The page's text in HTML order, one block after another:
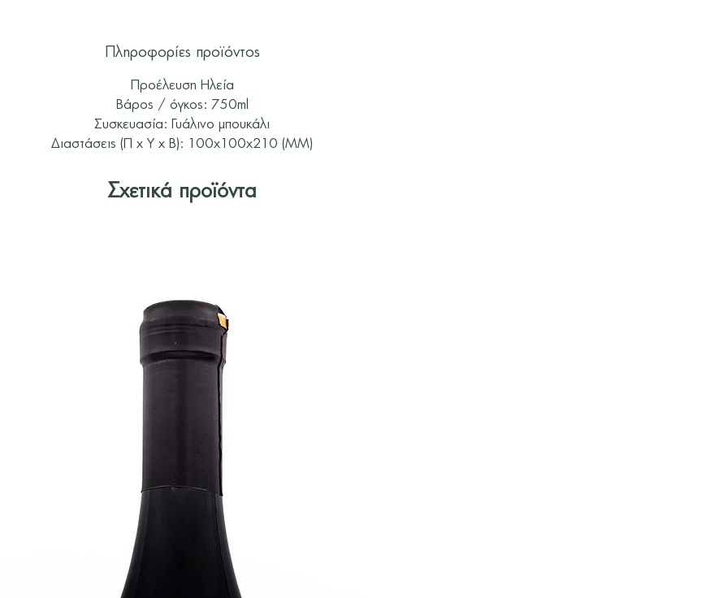
Πληροφορίες προϊόντος
Προέλευση Ηλεία
Βάρος / όγκος: 750ml
Συσκευασία: Γυάλινο μπουκάλι
Διαστάσεις (Π x Υ x Β): 100x100x210 (MM)
Σχετικά προϊόντα